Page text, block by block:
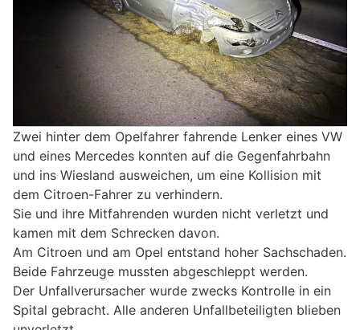
Zwei hinter dem Opelfahrer fahrende Lenker eines VW
und eines Mercedes konnten auf die Gegenfahrbahn
und ins Wiesland ausweichen, um eine Kollision mit
dem Citroen-Fahrer zu verhindern.
Sie und ihre Mitfahrenden wurden nicht verletzt und
kamen mit dem Schrecken davon.
Am Citroen und am Opel entstand hoher Sachschaden.
Beide Fahrzeuge mussten abgeschleppt werden.
Der Unfallverursacher wurde zwecks Kontrolle in ein
Spital gebracht. Alle anderen Unfallbeteiligten blieben